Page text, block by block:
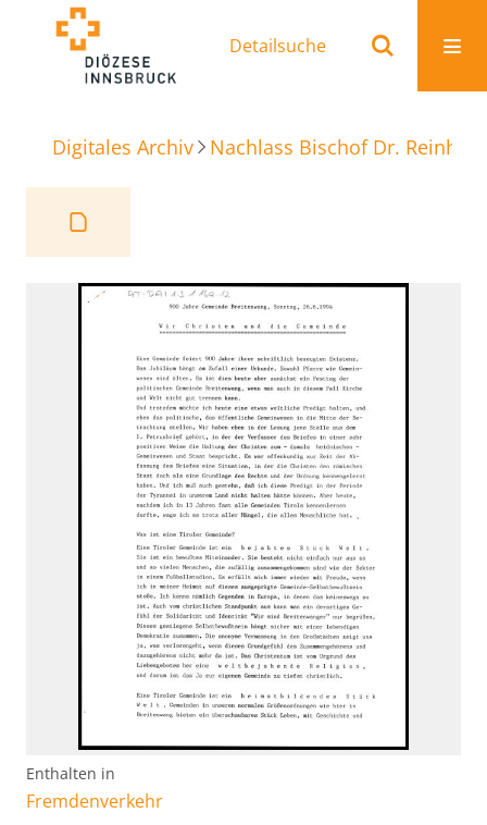
Detailsuche
Digitales Archiv Nachlass Bischof Dr.
Enthalten in
Fremdenverkehr